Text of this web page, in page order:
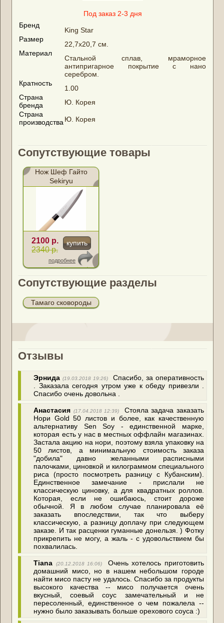
Под заказ 2-3 дня
Бренд
King Star
Размер
22,7x20,7 см.
Материал
Стальной сплав, мраморное
антипригарное покрытие с нано
серебром.
Кратность
1.00
Страна
бренда
Ю. Корея
Страна
производства Ю. Корея
Сопутствующие товары
Нож Шеф Гайто
Sekiryu
2100 р.
2340 р.
купить
подробнее
Сопутствующие разделы
Тамаго сковороды
Отзывы
Эрнида (19.03.2018 19:26)
Спасибо, за оперативность
. Заказала сегодня утром уже к обеду привезли .
Спасибо очень довольна .
Анастасия (17.04.2018 12:39)
Стояла задача заказать
Нори Gold 50 листов и более, как качественную
альтернативу Sen Soy - единственной марке,
которая есть у нас в местных оффлайн магазинах.
Застала акцию на нори, поэтому взяла упаковку на
50 листов, а минимальную стоимость заказа
"добила" давно желанными расписными
палочками, циновкой и килограммом специального
риса (просто посмотреть разницу с Кубанским).
Единственное замечание - прислали не
классическую циновку, а для квадратных роллов.
Которая, если не ошибаюсь, стоит дороже
обычной. Я в любом случае планировала её
заказать впоследствии, так что выберу
классическую, а разницу доплачу при следующем
заказе. И так расценки гуманные донельзя. ) Фотку
прикрепить не могу, а жаль - с удовольствием бы
похвалилась.
Tiana (20.12.2018 16:06)
Очень хотелось приготовить
домашний мисо, но в нашем небольшом городе
найти мисо пасту не удалось. Спасибо за продукты
высокого качества -- мисо получается очень
вкусный, соевый соус замечательный и не
пересоленный, единственное о чем пожалела --
нужно было заказывать больше орехового соуса :)